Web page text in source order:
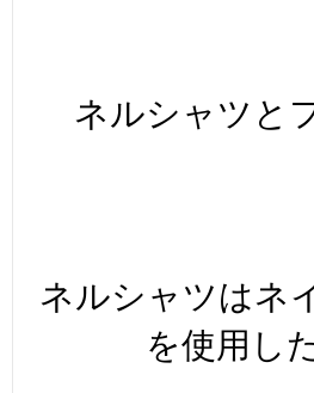
ネルシャツと
ネルシャツはネ
を使用し